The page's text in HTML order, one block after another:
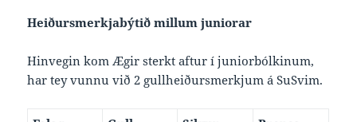
Heiðursmerkjabýtið millum juniorar
Hinvegin kom Ægir sterkt aftur í juniorbólkinum,
har tey vunnu við 2 gullheiðursmerkjum á SuSvim.